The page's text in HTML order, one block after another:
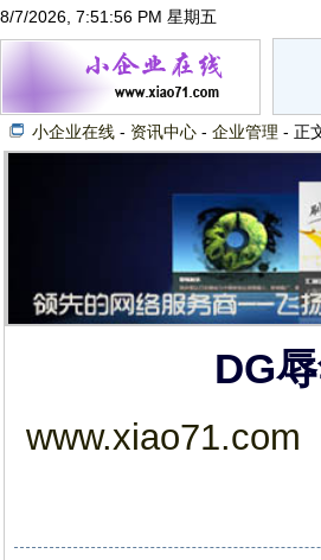
8/7/2026, 7:51:56 PM 星期五
小企业在线 - 资讯中心 - 企业管理 - 正
DG
www.xiao71.com